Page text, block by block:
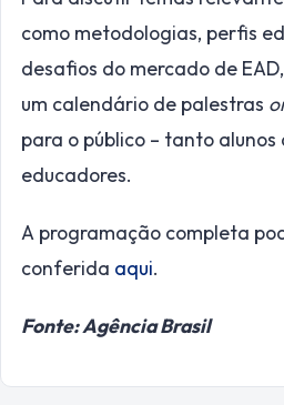
como metodologias, perfis
desafios do mercado de
um calendário de palestras
para o público – tanto
educadores.
A programação completa
conferida aqui.
Fonte: Agência Brasil